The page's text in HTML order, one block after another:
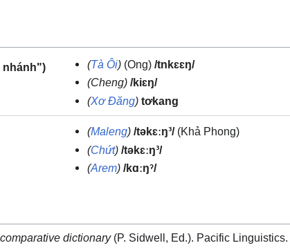
nhánh")
(Tà Ôi)(Ong) /tnkɛɛŋ/
(Cheng) /kiɛŋ/
(Xơ Đăng) tơkang
(Maleng) /təkɛːŋ³/(Khả Phong)
(Chứt) /təkɛːŋ³/
(Arem) /kɑːŋˀ/
dictionary(P. Sidwell, Ed.). Pacific Linguistics.